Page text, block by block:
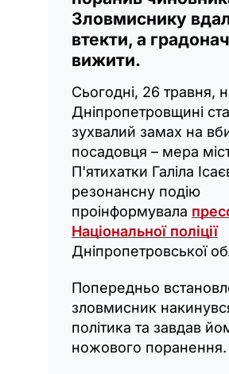
Зловмиснику
втекти, а
вижити.
Сьогодні, 26 травня,
Дніпропетровщині
зухвалий замах на
посадовця – мера
П'ятихатки Галіла
резонансну подію
проінформувала
Національної поліції
Дніпропетровської
Попередньо
зловмисник
політика та завдав
ножового поранення.